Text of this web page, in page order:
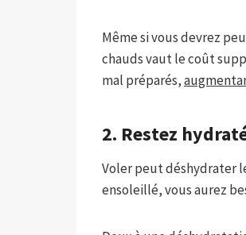
Même si vous devrez
chauds vaut le coût
mal préparés,
2. Restez
Voler peut déshydrater
ensoleillé, vous aurez